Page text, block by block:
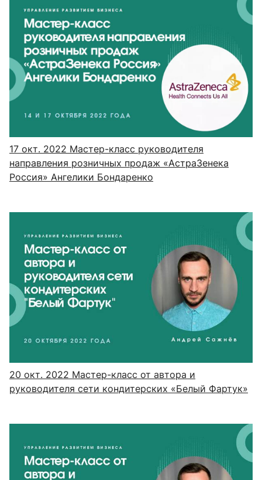
17 окт. 2022 Мастер-класс руководителя
направления розничных продаж «АстраЗенека
Россия» Ангелики Бондаренко
20 окт. 2022 Мастер-класс от автора и
руководителя сети кондитерских «Белый Фартук»